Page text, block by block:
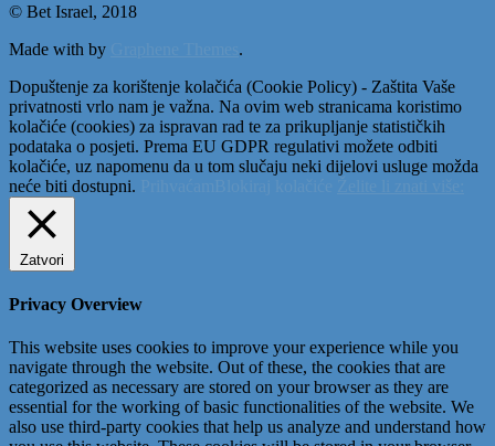
© Bet Israel, 2018
Made with by
.
Dopuštenje za korištenje kolačića (Cookie Policy) - Zaštita Vaše
privatnosti vrlo nam je važna. Na ovim web stranicama koristimo
kolačiće (cookies) za ispravan rad te za prikupljanje statističkih
podataka o posjeti. Prema EU GDPR regulativi možete odbiti
kolačiće, uz napomenu da u tom slučaju neki dijelovi usluge možda
neće biti dostupni.
Zatvori
Privacy Overview
This website uses cookies to improve your experience while you
navigate through the website. Out of these, the cookies that are
categorized as necessary are stored on your browser as they are
essential for the working of basic functionalities of the website. We
also use third-party cookies that help us analyze and understand how